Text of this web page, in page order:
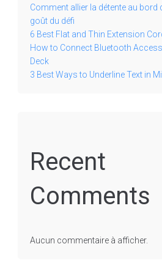
Comment allier la détente au bord
goût du défi
6 Best Flat and Thin Extension
How to Connect Bluetooth
Deck
3 Best Ways to Underline Text in
Recent
Comments
Aucun commentaire à afficher.